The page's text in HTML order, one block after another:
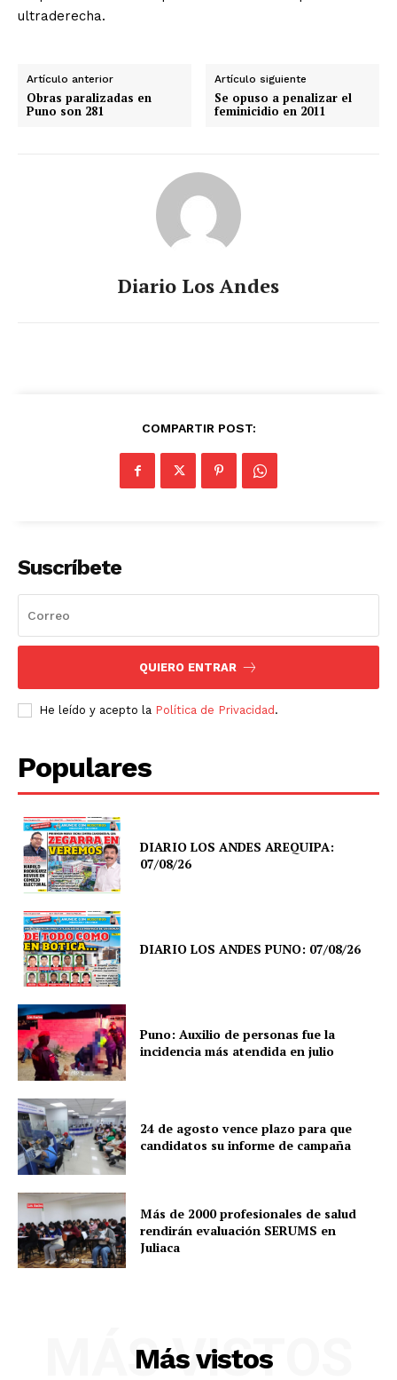
ultraderecha.
Artículo anterior
Obras paralizadas en
Puno son 281
Artículo siguiente
Se opuso a penalizar el
feminicidio en 2011
Diario Los Andes
COMPARTIR POST:
Suscríbete
QUIERO ENTRAR
He leído y acepto la Política de Privacidad .
Populares
DIARIO LOS ANDES AREQUIPA:
07/08/26
DIARIO LOS ANDES PUNO: 07/08/26
Puno: Auxilio de personas fue la
incidencia más atendida en julio
24 de agosto vence plazo para que
candidatos su informe de campaña
Más de 2000 profesionales de salud
rendirán evaluación SERUMS en
Juliaca
Más vistos
MÁS VISTOS